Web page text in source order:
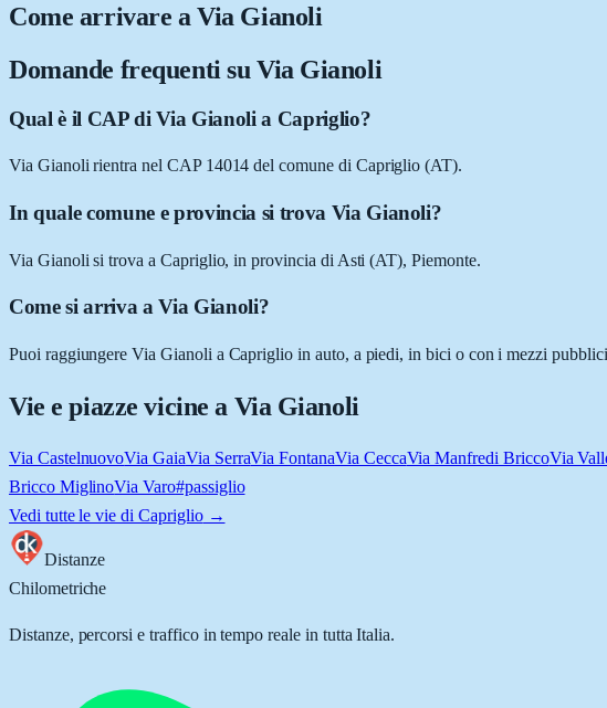
Come arrivare aVia Gianoli
Domande frequenti su Via Gianoli
Qual è il CAP di Via Gianoli a Capriglio?
Via Gianoli rientra nel CAP 14014 del comune di Capriglio (AT).
In quale comune e provincia si trova Via Gianoli?
Via Gianoli si trova a Capriglio, in provincia di Asti (AT), Piemonte.
Come si arriva a Via Gianoli?
Puoi raggiungere Via Gianoli a Capriglio in auto, a piedi, in bici o con i mezzi
Vie e piazze vicine a Via Gianoli
Via CastelnuovoVia GaiaVia SerraVia FontanaVia CeccaVia Manfredi BriccoVia
Bricco MiglinoVia Varo#passiglio
Vedi tutte le vie di Capriglio→
Distanze
Chilometriche
Distanze, percorsi e traffico in tempo reale in tutta Italia.